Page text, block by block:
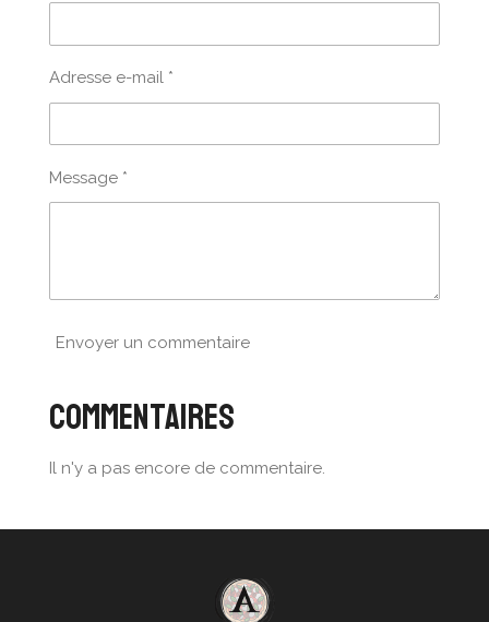
Adresse e-mail *
Message *
Envoyer un commentaire
Commentaires
Il n'y a pas encore de commentaire.